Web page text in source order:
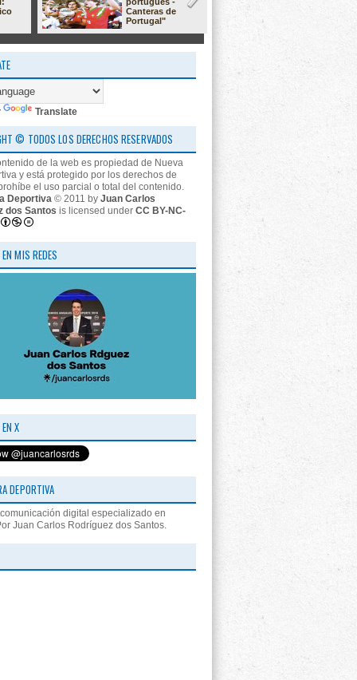
Canteras de
Portugal"
Translate
© TODOS LOS DERECHOS RESERVADOS
de la web es propiedad de Nueva
y está protegido por los derechos de
el uso parcial o total del contenido.
Deportiva © 2011 by Juan Carlos
dos Santos is licensed under CC BY-NC-
MIS REDES
X
DEPORTIVA
digital especializado en
Juan Carlos Rodríguez dos Santos.